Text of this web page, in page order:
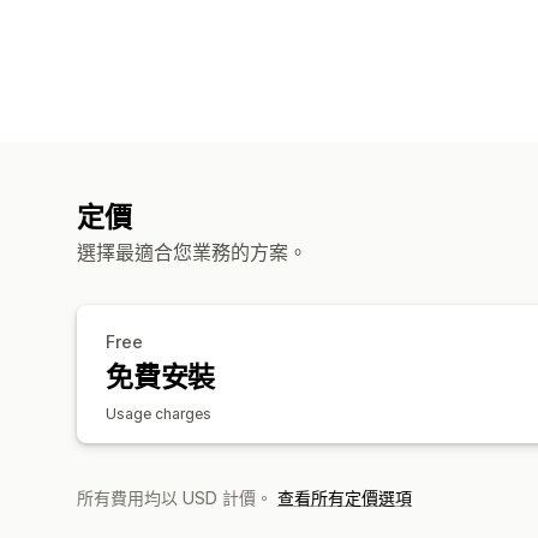
定價
選擇最適合您業務的方案。
Free
免費安裝
Usage charges
所有費用均以 USD 計價。 查看所有定價選項